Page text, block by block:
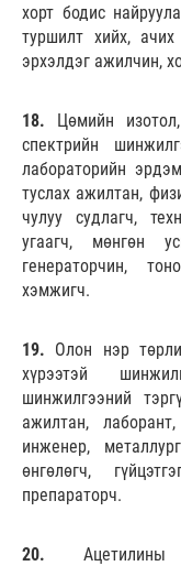
хорт бодис
туршилт хийх, ачих
эрхэлдэг ажилчин,
18. Цөмийн
спектрийн
лабораторийн
туслах ажилтан,
чулуу судлагч,
угаагч, мөнгөн
генераторчин,
хэмжигч.
19. Олон нэр
хүрээтэй
шинжилгээний
ажилтан,
инженер,
өнгөлөгч,
препараторч.
20. Ацетилины